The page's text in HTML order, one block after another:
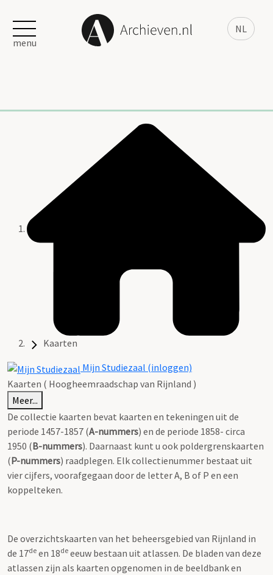
NL
menu
Kaarten
Mijn Studiezaal (inloggen)
Kaarten ( Hoogheemraadschap van Rijnland )
Meer...
De collectie kaarten bevat kaarten en tekeningen uit de
periode 1457-1857 (A-nummers) en de periode 1858- circa
1950 (B-nummers). Daarnaast kunt u ook poldergrenskaarten
(P-nummers) raadplegen. Elk collectienummer bestaat uit
vier cijfers, voorafgegaan door de letter A, B of P en een
koppelteken.
De overzichtskaarten van het beheersgebied van Rijnland in
de 17de en 18de eeuw bestaan uit atlassen. De bladen van deze
atlassen zijn als kaarten opgenomen in de beeldbank en